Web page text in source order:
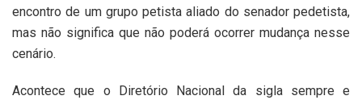
encontro de um grupo petista aliado do senador pedetista,
mas não significa que não poderá ocorrer mudança nesse
cenário.
Acontece que o Diretório Nacional da sigla sempre e